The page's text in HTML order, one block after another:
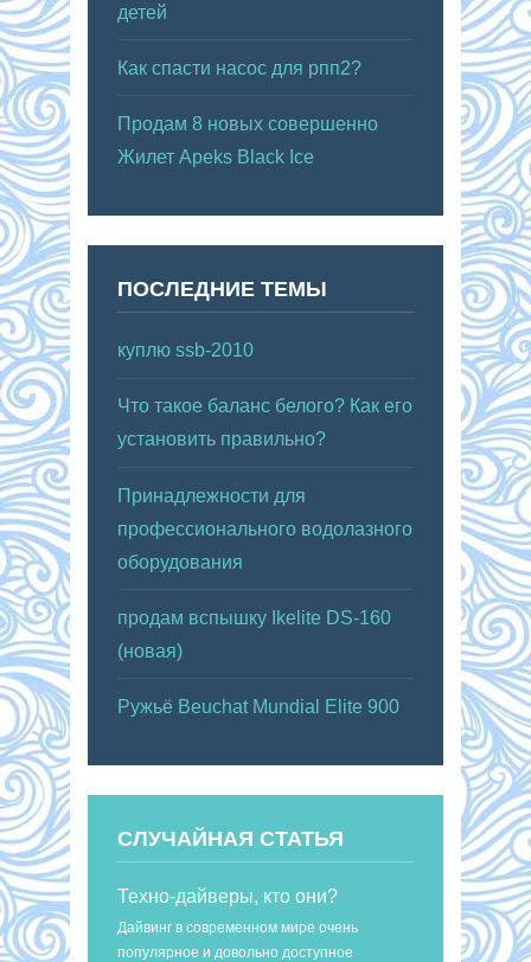
детей
Как спасти насос для рпп2?
Продам 8 новых совершенно
Жилет Apeks Black Ice
ПОСЛЕДНИЕ ТЕМЫ
куплю ssb-2010
Что такое баланс белого? Как его
установить правильно?
Принадлежности для
профессионального водолазного
оборудования
продам вспышку Ikelite DS-160
(новая)
Ружьё Beuchat Mundial Elite 900
СЛУЧАЙНАЯ СТАТЬЯ
Техно-дайверы, кто они?
Дайвинг в современном мире очень
популярное и довольно доступное